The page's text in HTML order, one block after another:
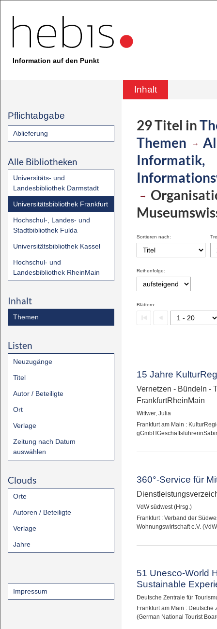
Information auf den Punkt
Inhalt
Pflichtabgabe
Ablieferung
Alle Bibliotheken
Universitäts- und
Landesbibliothek Darmstadt
Universitätsbibliothek Frankfurt
Hochschul-, Landes- und
Stadtbibliothek Fulda
Universitätsbibliothek Kassel
Hochschul- und
Landesbibliothek RheinMain
Inhalt
Themen
Listen
Neuzugänge
Titel
Autor / Beteiligte
Ort
Verlage
Zeitung nach Datum
auswählen
Clouds
Orte
Autoren / Beteiligte
Verlage
Jahre
Impressum
29Titel in
Themen
→
Informatik,
→
Sortieren nach:
Reihenfolge:
Blättern:
15 Jahre
Vernetzen - Bündeln -
FrankfurtRheinMain
Wittwer, Julia
Frankfurt am Main :
360°-Service für
VdW südwest (Hrsg.)
Frankfurt : Verband der
Wohnungswirtschaft e.V.
51 Unesco-World
Sustainable
Deutsche Zentrale für
Frankfurt am Main : Deutsche
(German National Tourist